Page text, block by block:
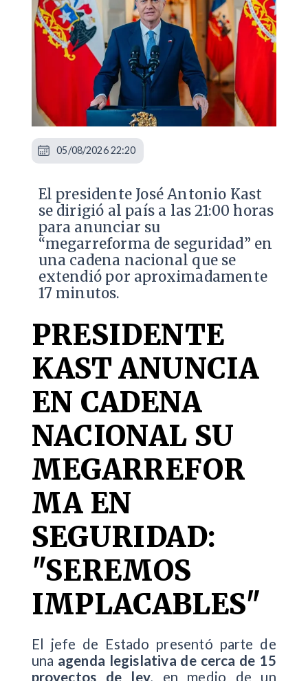
El presidente José Antonio Kast
se dirigió al país a las 21:00 horas
para anunciar su
“megarreforma de seguridad” en
una cadena nacional que se
extendió por aproximadamente
17 minutos.
PRESIDENTE
KAST ANUNCIA
EN CADENA
NACIONAL SU
MEGARREFOR
MA EN
SEGURIDAD:
"SEREMOS
IMPLACABLES"
El jefe de Estado presentó parte de
una agenda legislativa de cerca de 15
proyectos de ley, en medio de un
05/08/2026 22:20